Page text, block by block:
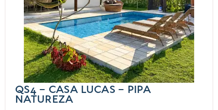
QS4 – CASA LUCAS – PIPA
NATUREZA